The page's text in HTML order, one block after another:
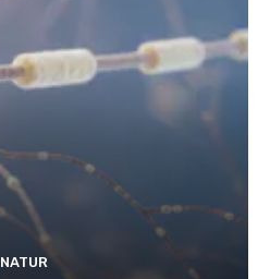
NATUR